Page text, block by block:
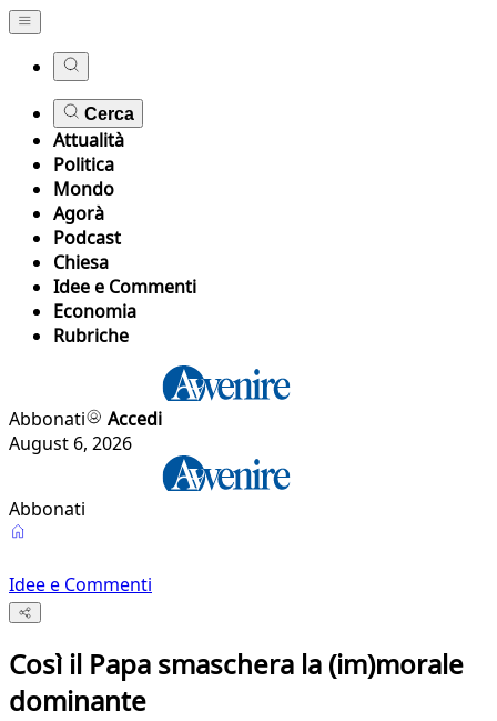
Cerca
Attualità
Politica
Mondo
Agorà
Podcast
Chiesa
Idee e Commenti
Economia
Rubriche
Abbonati
Accedi
August 6, 2026
Abbonati
Idee e Commenti
Così il Papa smaschera la (im)morale
dominante